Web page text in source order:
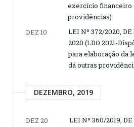
exercício financeiro
providências)
DEZ 10
LEI Nº 372/2020, DE
2020 (LDO 2021-
para elaboração da
dá outras
DEZEMBRO, 2019
DEZ 20
LEI Nº 360/2019,